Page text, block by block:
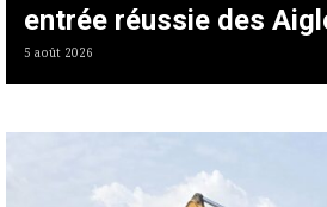
entrée réussie des
5 août 2026